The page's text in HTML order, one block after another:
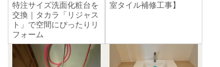
特注サイズ洗面化粧台を
交換｜タカラ「リジャス
ト」で空間にぴったりリ
フォーム
室タイル補修工事】